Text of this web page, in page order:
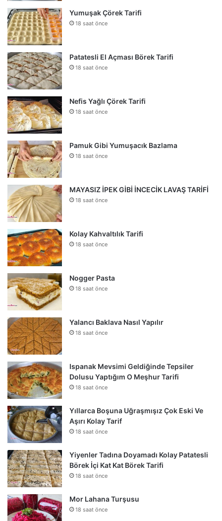
Yumuşak Çörek Tarifi
18 saat önce
Patatesli El Açması Börek Tarifi
18 saat önce
Nefis Yağlı Çörek Tarifi
18 saat önce
Pamuk Gibi Yumuşacık Bazlama
18 saat önce
MAYASIZ İPEK GİBİ İNCECİK LAVAŞ TARİFİ
18 saat önce
Kolay Kahvaltılık Tarifi
18 saat önce
Nogger Pasta
18 saat önce
Yalancı Baklava Nasıl Yapılır
18 saat önce
Ispanak Mevsimi Geldiğinde Tepsiler
Dolusu Yaptığım O Meşhur Tarifi
18 saat önce
Yıllarca Boşuna Uğraşmışız Çok Eski Ve
Aşırı Kolay Tarif
18 saat önce
Yiyenler Tadına Doyamadı Kolay Patatesli
Börek İçi Kat Kat Börek Tarifi
18 saat önce
Mor Lahana Turşusu
18 saat önce